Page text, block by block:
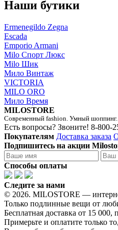
Наши бутики
Ermenegildo Zegna
Escada
Emporio Armani
Milo Спорт Люкс
Milo Шик
Мило Винтаж
VICTORIA
MILO ORO
Мило Время
MILOSTORE
Современный fashion. Умный шоппинг.
Есть вопросы? Звоните! 8-800-
Покупателям Доставка заказа
Подпишитесь на акции
Способы оплаты
Следите за нами
© 2026. MILOSTORE —
Только подлинные вещи от
Бесплатная доставка от 15 000,
Примерьте и оплатите только